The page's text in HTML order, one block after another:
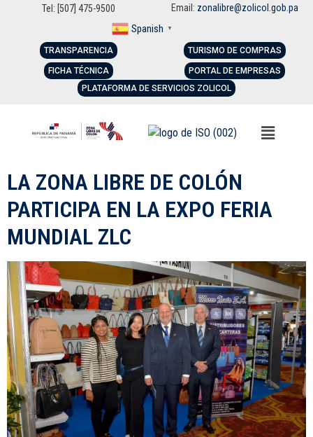
Tel: [507] 475-9500 Email: zonalibre@zolicol.gob.pa
Spanish ▼
TRANSPARENCIA
FICHA TÉCNICA
TURISMO DE COMPRAS
PORTAL DE EMPRESAS
PLATAFORMA DE SERVICIOS ZOLICOL
LA ZONA LIBRE DE COLÓN
PARTICIPA EN LA EXPO FERIA
MUNDIAL ZLC